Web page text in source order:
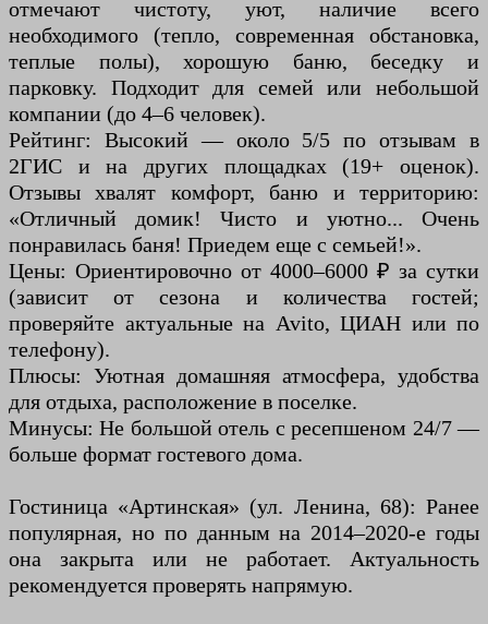
отмечают чистоту, уют, наличие всего
необходимого (тепло, современная обстановка,
теплые полы), хорошую баню, беседку и
парковку. Подходит для семей или небольшой
компании (до 4–6 человек).
Рейтинг: Высокий — около 5/5 по отзывам в
2ГИС и на других площадках (19+ оценок).
Отзывы хвалят комфорт, баню и территорию:
«Отличный домик! Чисто и уютно... Очень
понравилась баня! Приедем еще с семьей!».
Цены: Ориентировочно от 4000–6000 ₽ за сутки
(зависит от сезона и количества гостей;
проверяйте актуальные на Avito, ЦИАН или по
телефону).
Плюсы: Уютная домашняя атмосфера, удобства
для отдыха, расположение в поселке.
Минусы: Не большой отель с ресепшеном 24/7 —
больше формат гостевого дома.
Гостиница «Артинская» (ул. Ленина, 68): Ранее
популярная, но по данным на 2014–2020-е годы
она закрыта или не работает. Актуальность
рекомендуется проверять напрямую.